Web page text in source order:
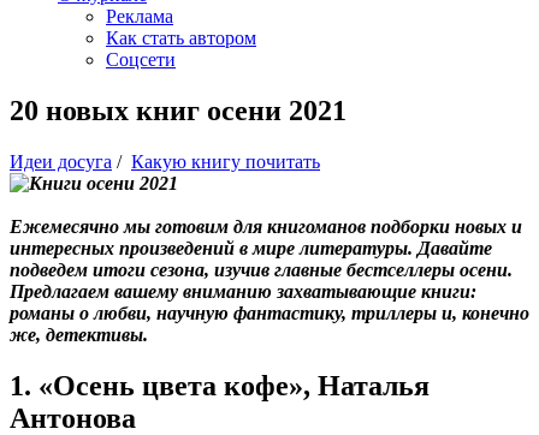
Реклама
Как стать автором
Соцсети
20 новых книг осени 2021
Идеи досуга / Какую книгу почитать
Ежемесячно мы готовим для книгоманов подборки новых и
интересных произведений в мире литературы. Давайте
подведем итоги сезона, изучив главные бестселлеры осени.
Предлагаем вашему вниманию захватывающие книги:
романы о любви, научную фантастику, триллеры и, конечно
же, детективы.
1. «Осень цвета кофе», Наталья
Антонова